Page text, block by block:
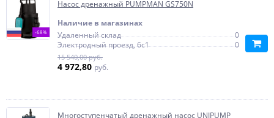
-68%
Насос дренажный PUMPMAN GS750N
Наличие в магазинах
Удаленный склад
0
Электродный проезд, 6с1
0
15 540,00 руб.
4 972,80 руб.
Многоступенчатый дренажный насос UNIPUMP